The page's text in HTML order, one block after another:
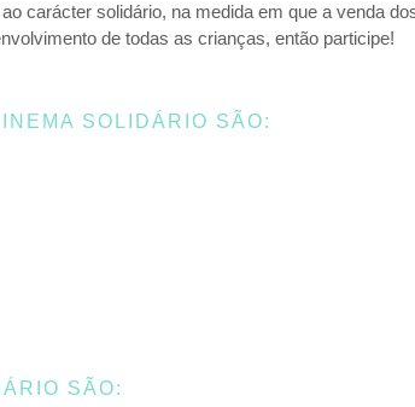
carácter solidário, na medida em que a venda
de todas as crianças, então participe!
SOLIDÁRIO SÃO:
SÃO: